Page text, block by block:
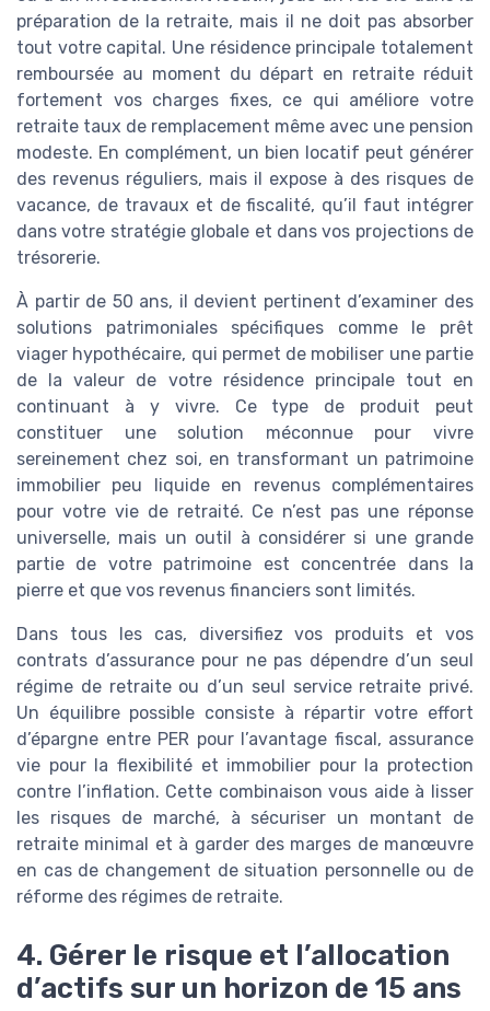
préparation de la retraite, mais il ne doit pas absorber
tout votre capital. Une résidence principale totalement
remboursée au moment du départ en retraite réduit
fortement vos charges fixes, ce qui améliore votre
retraite taux de remplacement même avec une pension
modeste. En complément, un bien locatif peut générer
des revenus réguliers, mais il expose à des risques de
vacance, de travaux et de fiscalité, qu’il faut intégrer
dans votre stratégie globale et dans vos projections de
trésorerie.
À partir de 50 ans, il devient pertinent d’examiner des
solutions patrimoniales spécifiques comme le prêt
viager hypothécaire, qui permet de mobiliser une partie
de la valeur de votre résidence principale tout en
continuant à y vivre. Ce type de produit peut
constituer une solution méconnue pour vivre
sereinement chez soi, en transformant un patrimoine
immobilier peu liquide en revenus complémentaires
pour votre vie de retraité. Ce n’est pas une réponse
universelle, mais un outil à considérer si une grande
partie de votre patrimoine est concentrée dans la
pierre et que vos revenus financiers sont limités.
Dans tous les cas, diversifiez vos produits et vos
contrats d’assurance pour ne pas dépendre d’un seul
régime de retraite ou d’un seul service retraite privé.
Un équilibre possible consiste à répartir votre effort
d’épargne entre PER pour l’avantage fiscal, assurance
vie pour la flexibilité et immobilier pour la protection
contre l’inflation. Cette combinaison vous aide à lisser
les risques de marché, à sécuriser un montant de
retraite minimal et à garder des marges de manœuvre
en cas de changement de situation personnelle ou de
réforme des régimes de retraite.
4. Gérer le risque et l’allocation
d’actifs sur un horizon de 15 ans